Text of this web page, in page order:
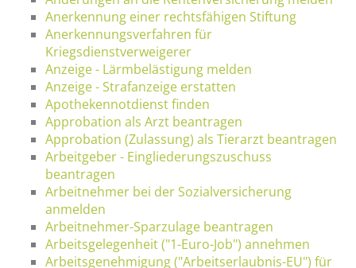
Anerkennung einer rechtsfähigen Stiftung
Anerkennungsverfahren für
Kriegsdienstverweigerer
Anzeige - Lärmbelästigung melden
Anzeige - Strafanzeige erstatten
Apothekennotdienst finden
Approbation als Arzt beantragen
Approbation (Zulassung) als Tierarzt beantragen
Arbeitgeber - Eingliederungszuschuss
beantragen
Arbeitnehmer bei der Sozialversicherung
anmelden
Arbeitnehmer-Sparzulage beantragen
Arbeitsgelegenheit ("1-Euro-Job") annehmen
Arbeitsgenehmigung ("Arbeitserlaubnis-EU") für